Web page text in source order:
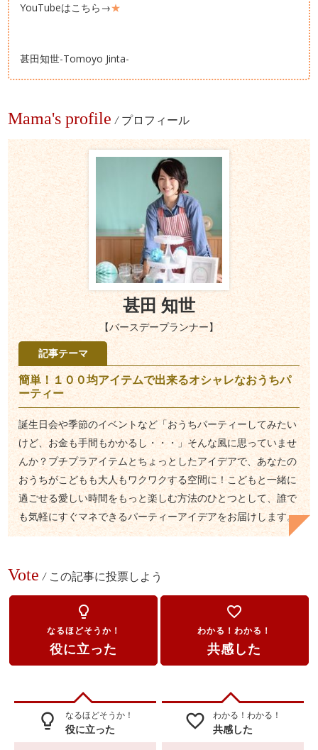
YouTubeはこちら→★
甚田知世-Tomoyo Jinta-
Mama's profile / プロフィール
甚田 知世
【バースデープランナー】
記事テーマ
簡単！１００均アイテムで出来るオシャレなおうちパ
ーティー
誕生日会や季節のイベントなど「おうちパーティーしてみたい
けど、お金も手間もかかるし・・・」そんな風に思っていませ
んか？プチプラアイテムとちょっとしたアイデアで、あなたの
おうちがこどもも大人もワクワクする空間に！こどもと一緒に
過ごせる愛しい時間をもっと楽しむ方法のひとつとして、誰で
も気軽にすぐマネできるパーティーアイデアをお届けします。
Vote / この記事に投票しよう
lightbulb_outline
なるほどそうか！
役に立った
favorite_border
わかる！わかる！
共感した
lightbulb_outline なるほどそうか！
役に立った favorite_border わかる！わかる！
共感した